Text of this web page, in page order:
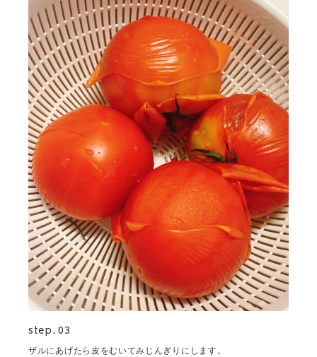
step. 03
ザルにあげたら皮をむいてみじんぎりにします。